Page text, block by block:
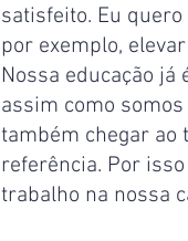
satisfeito. Eu
por exemplo,
Nossa educação
assim como
também chegar ao
referência. Por
trabalho na nossa